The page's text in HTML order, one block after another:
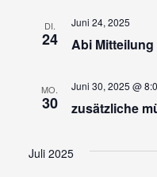
DI.
24 Abi
Juni 24, 2025
MO.
30 zusätzliche
Juni 30, 2025 @
Juli 2025